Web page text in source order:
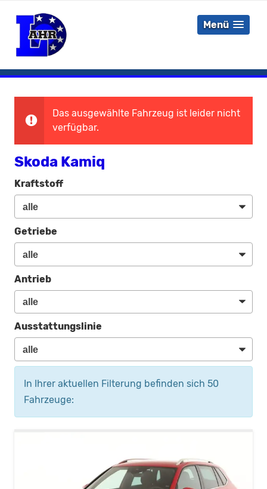
Menü
Das ausgewählte Fahrzeug ist leider nicht
verfügbar.
Skoda Kamiq
Kraftstoff
Getriebe
Antrieb
Ausstattungslinie
In Ihrer aktuellen Filterung befinden sich 50
Fahrzeuge: